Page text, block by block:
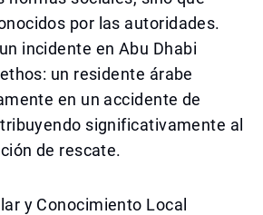
por las autoridades.
incidente en Abu Dhabi
un residente árabe
en un accidente de
significativamente al
de rescate.
y Conocimiento Local